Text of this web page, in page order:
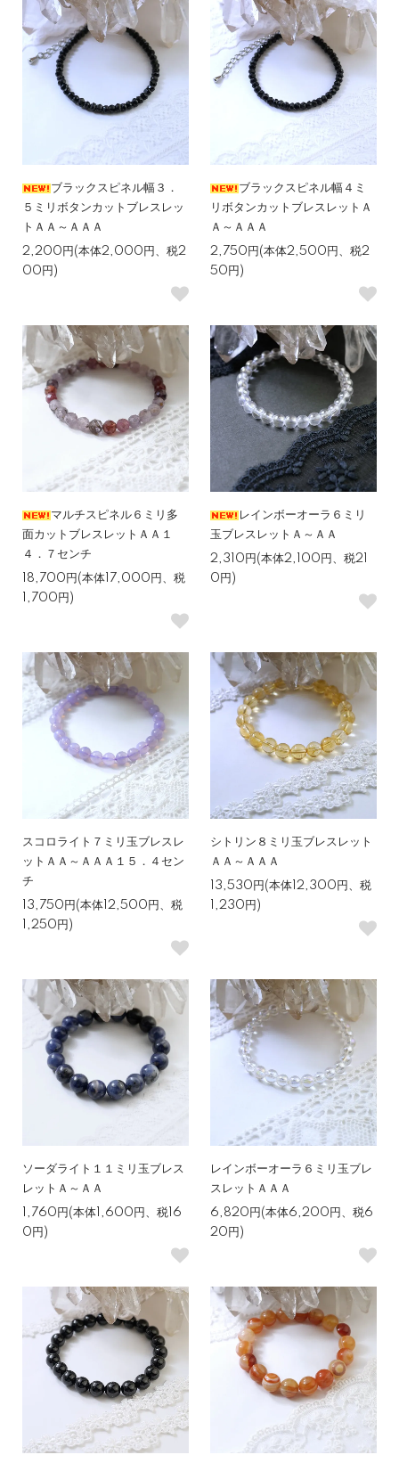
ブラックスピネル幅３．
５ミリボタンカットブレスレッ
トＡＡ～ＡＡＡ
2,200円(本体2,000円、税2
00円)
ブラックスピネル幅４ミ
リボタンカットブレスレットＡ
Ａ～ＡＡＡ
2,750円(本体2,500円、税2
50円)
マルチスピネル６ミリ多
面カットブレスレットＡＡ１
４．７センチ
18,700円(本体17,000円、税
1,700円)
レインボーオーラ６ミリ
玉ブレスレットＡ～ＡＡ
2,310円(本体2,100円、税21
0円)
スコロライト７ミリ玉ブレスレ
ットＡＡ～ＡＡＡ１５．４セン
チ
13,750円(本体12,500円、税
1,250円)
シトリン８ミリ玉ブレスレット
ＡＡ～ＡＡＡ
13,530円(本体12,300円、税
1,230円)
ソーダライト１１ミリ玉ブレス
レットＡ～ＡＡ
1,760円(本体1,600円、税16
0円)
レインボーオーラ６ミリ玉ブレ
スレットＡＡＡ
6,820円(本体6,200円、税6
20円)